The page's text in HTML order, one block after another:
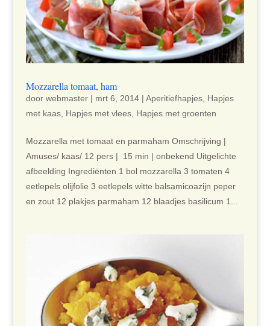
Mozzarella tomaat, ham
door webmaster| mrt 6, 2014| Aperitiefhapjes, Hapjes
met kaas, Hapjes met vlees, Hapjes met groenten
Mozzarella met tomaat en parmaham Omschrijving |
Amuses/ kaas/ 12 pers | 15 min | onbekend Uitgelichte
afbeelding Ingrediënten 1 bol mozzarella 3 tomaten 4
eetlepels olijfolie 3 eetlepels witte balsamicoazijn peper
en zout 12 plakjes parmaham 12 blaadjes basilicum 1...